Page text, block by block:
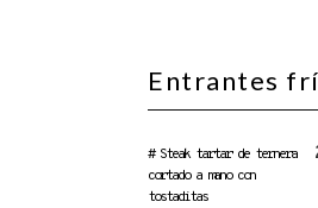
Entrantes
# Steak tartar de ternera
cortado a mano con
tostaditas